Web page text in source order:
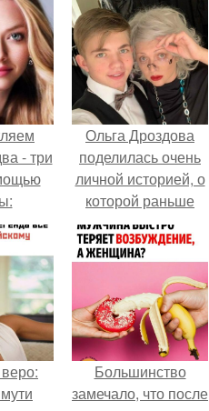
- три
Ольга Дроздова
поделилась очень
личной историей, о
которой раньше
почти не говорила.
Большинство
замечало, что после